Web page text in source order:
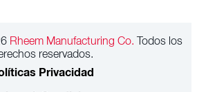
Rheem Manufacturing Co. Todos los
reservados.
Privacidad